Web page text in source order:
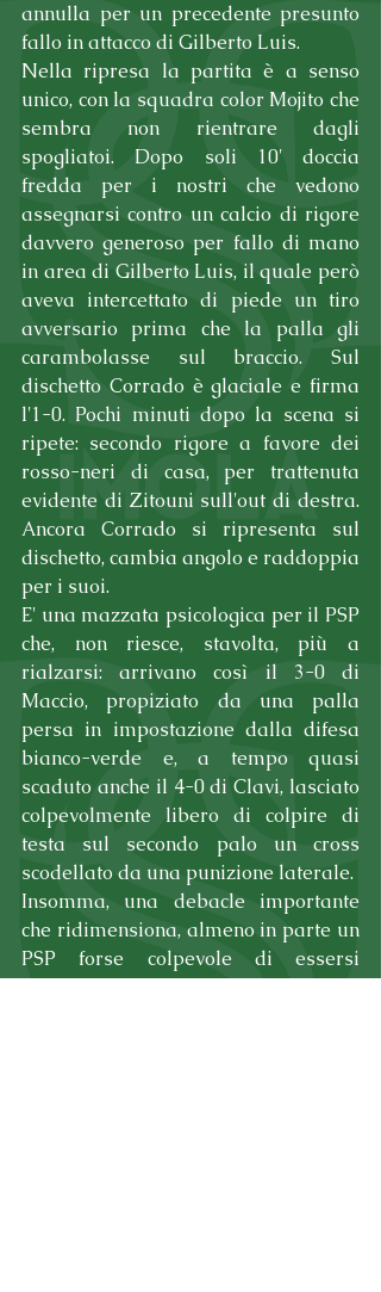
annulla per un precedente presunto
fallo in attacco di Gilberto Luis.
Nella ripresa la partita è a senso
unico, con la squadra color Mojito che
sembra non rientrare dagli
spogliatoi. Dopo soli 10' doccia
fredda per i nostri che vedono
assegnarsi contro un calcio di rigore
davvero generoso per fallo di mano
in area di Gilberto Luis, il quale però
aveva intercettato di piede un tiro
avversario prima che la palla gli
carambolasse sul braccio. Sul
dischetto Corrado è glaciale e firma
l'1-0. Pochi minuti dopo la scena si
ripete: secondo rigore a favore dei
rosso-neri di casa, per trattenuta
evidente di Zitouni sull'out di destra.
Ancora Corrado si ripresenta sul
dischetto, cambia angolo e raddoppia
per i suoi.
E' una mazzata psicologica per il PSP
che, non riesce, stavolta, più a
rialzarsi: arrivano così il 3-0 di
Maccio, propiziato da una palla
persa in impostazione dalla difesa
bianco-verde e, a tempo quasi
scaduto anche il 4-0 di Clavi, lasciato
colpevolmente libero di colpire di
testa sul secondo palo un cross
scodellato da una punizione laterale.
Insomma, una debacle importante
che ridimensiona, almeno in parte un
PSP forse colpevole di essersi